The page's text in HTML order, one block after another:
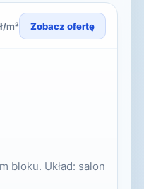
m² Zobacz ofertę
bloku. Układ: salon